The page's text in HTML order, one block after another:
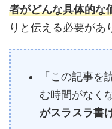
者がどんな具体的な
りと伝える必要があ
「この記事を
む時間がなく
がスラスラ書